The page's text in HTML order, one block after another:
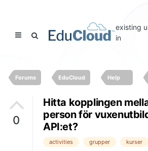
existing
in
Forums EduCloud Help
0
Hitta kopplingen
person för
API:et?
activities grupper kurser